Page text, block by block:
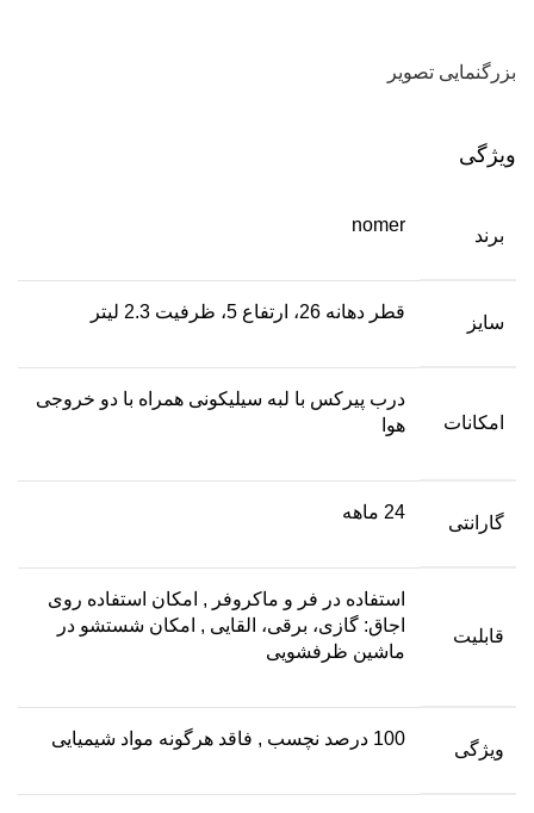
بزرگنمایی تصویر
ویژگی
برند
nomer
سایز
قطر دهانه 26، ارتفاع 5، ظرفیت 2.3 لیتر
امکانات
درب پیرکس با لبه سیلیکونی همراه با دو خروجی
هوا
گارانتی
24 ماهه
قابلیت
استفاده در فر و ماکروفر , امکان استفاده روی
اجاق: گازی، برقی، القایی , امکان شستشو در
ماشین ظرفشویی
ویژگی
100 درصد نچسب , فاقد هرگونه مواد شیمیایی